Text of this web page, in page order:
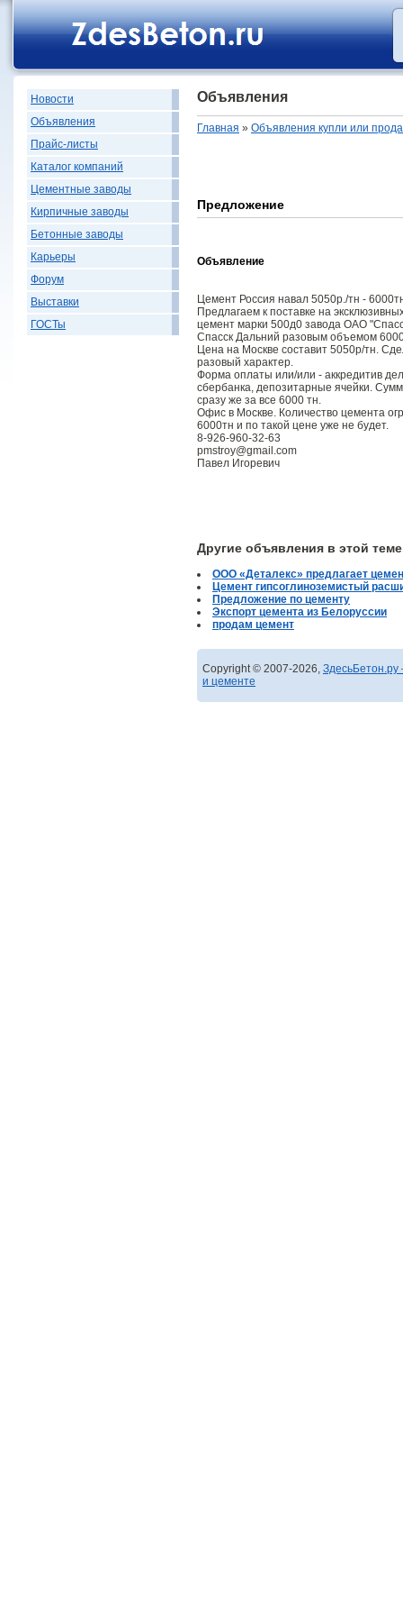
Новости
Объявления
Прайс-листы
Каталог компаний
Цементные заводы
Кирпичные заводы
Бетонные заводы
Карьеры
Форум
Выставки
ГОСТы
Объявления
Главная » Объявления купли или
Предложение
Объявление
Цемент Россия навал 5050р./тн -
Предлагаем к поставке на
цемент марки 500д0 завода ОАО
Спасск Дальний разовым объемом
Цена на Москве составит 5050р/тн.
разовый характер.
Форма оплаты или/или - аккредитив
сбербанка, депозитарные ячейки.
сразу же за все 6000 тн.
Офис в Москве. Количество цемента
6000тн и по такой цене уже не будет.
8-926-960-32-63
pmstroy@gmail.com
Павел Игоревич
Другие объявления в этой теме
ООО «Деталекс» предлагает
Цемент гипсоглиноземистый
Предложение по цементу
Экспорт цемента из Белоруссии
продам цемент
Copyright © 2007-2026,
и цементе